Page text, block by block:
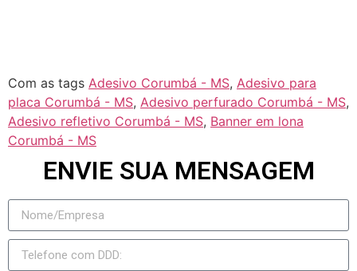
Com as tags Adesivo Corumbá - MS, Adesivo para
placa Corumbá - MS, Adesivo perfurado Corumbá - MS,
Adesivo refletivo Corumbá - MS, Banner em lona
Corumbá - MS
ENVIE SUA MENSAGEM